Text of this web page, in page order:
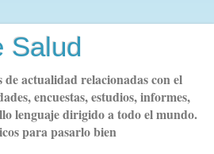
Salud
actualidad relacionadas con el
encuestas, estudios, informes,
lenguaje dirigido a todo el mundo.
para pasarlo bien